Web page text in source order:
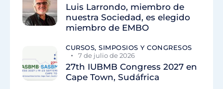
Luis Larrondo, miembro de
nuestra Sociedad, es elegido
miembro de EMBO
CURSOS, SIMPOSIOS Y CONGRESOS
7 de julio de 2026
27th IUBMB Congress 2027 en
Cape Town, Sudáfrica